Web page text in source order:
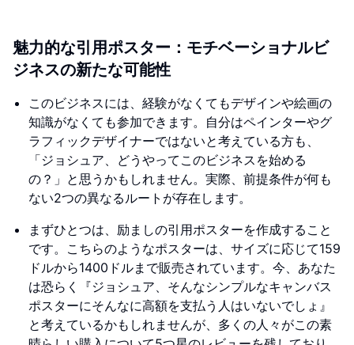
魅力的な引用ポスター：モチベーショナルビ
ジネスの新たな可能性
このビジネスには、経験がなくてもデザインや絵画の
知識がなくても参加できます。自分はペインターやグ
ラフィックデザイナーではないと考えている方も、
「ジョシュア、どうやってこのビジネスを始める
の？」と思うかもしれません。実際、前提条件が何も
ない2つの異なるルートが存在します。
まずひとつは、励ましの引用ポスターを作成すること
です。こちらのようなポスターは、サイズに応じて159
ドルから1400ドルまで販売されています。今、あなた
は恐らく『ジョシュア、そんなシンプルなキャンバス
ポスターにそんなに高額を支払う人はいないでしょ』
と考えているかもしれませんが、多くの人々がこの素